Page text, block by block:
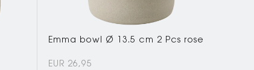
Emma bowl Ø 13.5 cm 2 Pcs rose
EUR 26,95